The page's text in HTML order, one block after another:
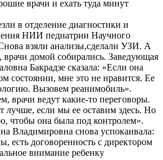
врачи и ехать туда минут
в отделение диагностики и
НИИ педиатрии Научного
взяли анализы,сделали УЗИ. А
врачи домой собирались. Заведующая
Бакрадзе сказала: «Если она
состоянии, мне это не нравится. Ее
Вызовем реанимобиль».
врачи ведут какие-то переговоры.
лучше, если мы ее оставим здесь. Но
чтобы она была под контролем».
Владимировна снова успокаивала:
есть договоренность с директором
внимание ребенку